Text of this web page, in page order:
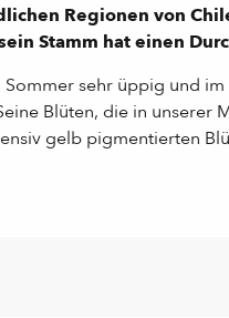
Regionen von
Stamm hat einen
Sommer sehr üppig und
Blüten, die in
gelb pigmentierten